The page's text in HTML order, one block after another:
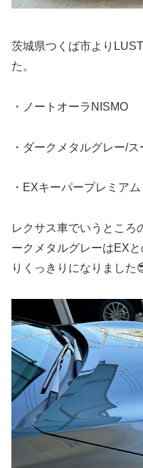
茨城県つくば市より
た。
・ノートオーラNISMO
・ダークメタルグレー/
・EXキーパープレミアム
レクサス車でいうところ
ークメタルグレーはEX
りくっきりになりました